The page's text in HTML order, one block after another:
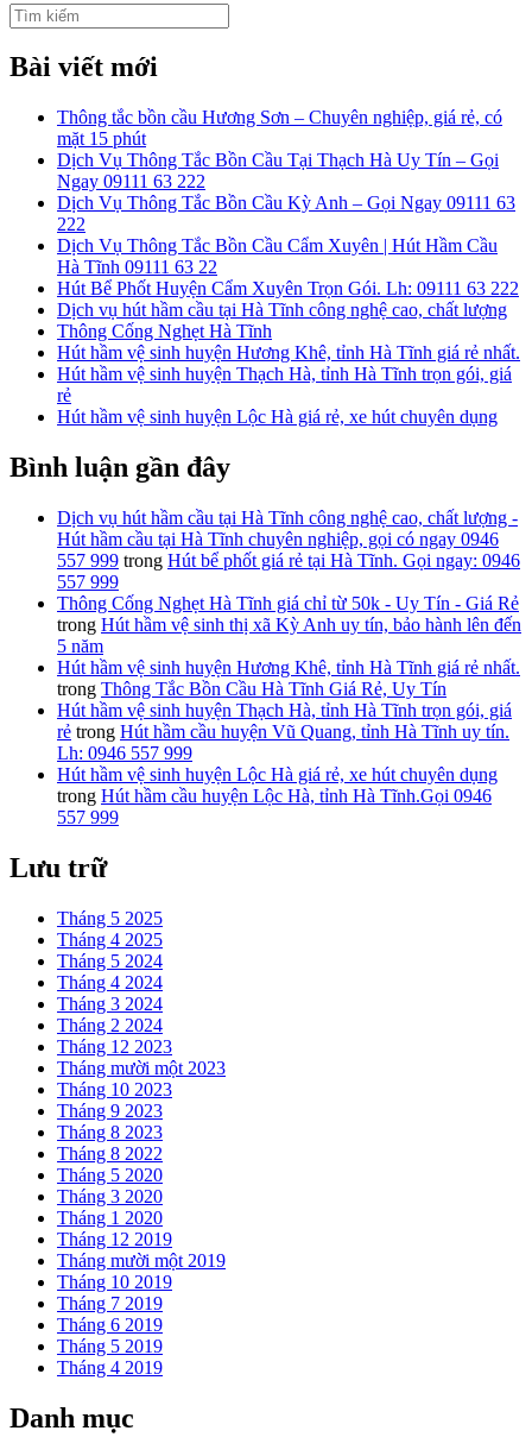
Tìm
kiếm:
Bài viết mới
Thông tắc bồn cầu Hương Sơn – Chuyên nghiệp, giá rẻ, có
mặt 15 phút
Dịch Vụ Thông Tắc Bồn Cầu Tại Thạch Hà Uy Tín – Gọi
Ngay 09111 63 222
Dịch Vụ Thông Tắc Bồn Cầu Kỳ Anh – Gọi Ngay 09111 63
222
Dịch Vụ Thông Tắc Bồn Cầu Cẩm Xuyên | Hút Hầm Cầu
Hà Tĩnh 09111 63 22
Hút Bể Phốt Huyện Cẩm Xuyên Trọn Gói. Lh: 09111 63 222
Dịch vụ hút hầm cầu tại Hà Tĩnh công nghệ cao, chất lượng
Thông Cống Nghẹt Hà Tĩnh
Hút hầm vệ sinh huyện Hương Khê, tỉnh Hà Tĩnh giá rẻ nhất.
Hút hầm vệ sinh huyện Thạch Hà, tỉnh Hà Tĩnh trọn gói, giá
rẻ
Hút hầm vệ sinh huyện Lộc Hà giá rẻ, xe hút chuyên dụng
Bình luận gần đây
Dịch vụ hút hầm cầu tại Hà Tĩnh công nghệ cao, chất lượng -
Hút hầm cầu tại Hà Tĩnh chuyên nghiệp, gọi có ngay 0946
557 999 trong Hút bể phốt giá rẻ tại Hà Tĩnh. Gọi ngay: 0946
557 999
Thông Cống Nghẹt Hà Tĩnh giá chỉ từ 50k - Uy Tín - Giá Rẻ
trong Hút hầm vệ sinh thị xã Kỳ Anh uy tín, bảo hành lên đến
5 năm
Hút hầm vệ sinh huyện Hương Khê, tỉnh Hà Tĩnh giá rẻ nhất.
trong Thông Tắc Bồn Cầu Hà Tĩnh Giá Rẻ, Uy Tín
Hút hầm vệ sinh huyện Thạch Hà, tỉnh Hà Tĩnh trọn gói, giá
rẻ trong Hút hầm cầu huyện Vũ Quang, tỉnh Hà Tĩnh uy tín.
Lh: 0946 557 999
Hút hầm vệ sinh huyện Lộc Hà giá rẻ, xe hút chuyên dụng
trong Hút hầm cầu huyện Lộc Hà, tỉnh Hà Tĩnh.Gọi 0946
557 999
Lưu trữ
Tháng 5 2025
Tháng 4 2025
Tháng 5 2024
Tháng 4 2024
Tháng 3 2024
Tháng 2 2024
Tháng 12 2023
Tháng mười một 2023
Tháng 10 2023
Tháng 9 2023
Tháng 8 2023
Tháng 8 2022
Tháng 5 2020
Tháng 3 2020
Tháng 1 2020
Tháng 12 2019
Tháng mười một 2019
Tháng 10 2019
Tháng 7 2019
Tháng 6 2019
Tháng 5 2019
Tháng 4 2019
Danh mục